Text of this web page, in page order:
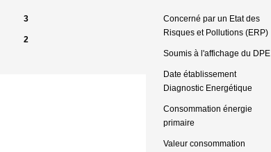
3
2
Concerné par un Etat des
Risques et Pollutions (ERP)
Soumis à l'affichage du DPE
Date établissement
Diagnostic Energétique
Consommation énergie
primaire
Valeur consommation